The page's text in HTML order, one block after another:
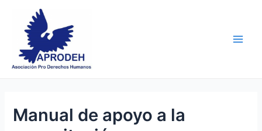
content
Manual de apoyo a la
navigation